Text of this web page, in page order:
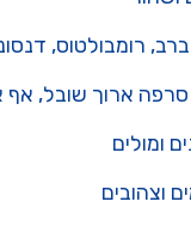
רומבולטוס,
ארוך שובל, אף
ומולים
וצהובים